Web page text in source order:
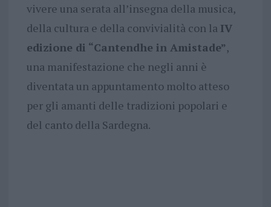
vivere una serata all’insegna della musica,
della cultura e della convivialità con la IV
edizione di “Cantendhe in Amistade”,
una manifestazione che negli anni è
diventata un appuntamento molto atteso
per gli amanti delle tradizioni popolari e
del canto della Sardegna.